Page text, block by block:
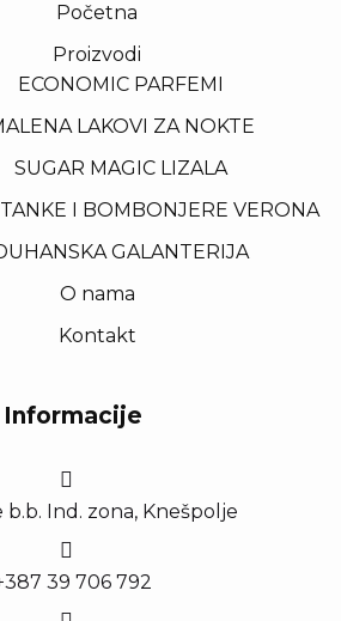
Početna
Proizvodi
ECONOMIC PARFEMI
LAKOVI ZA NOKTE
SUGAR MAGIC LIZALA
I BOMBONJERE VERONA
GALANTERIJA
O nama
Kontakt
Informacije
b.b. Ind. zona, Knešpolje
39 706 792